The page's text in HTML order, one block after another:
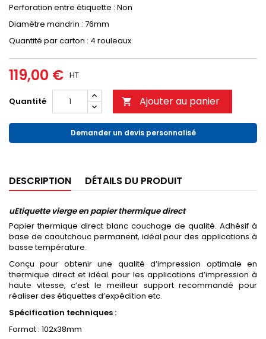
Perforation entre étiquette : Non
Diamètre mandrin : 76mm
Quantité par carton : 4 rouleaux
119,00 € HT
Quantité  Ajouter au panier
Demander un devis personnalisé
DESCRIPTION DÉTAILS DU PRODUIT
uEtiquette vierge en papier thermique direct
Papier thermique direct blanc couchage de qualité. Adhésif à
base de caoutchouc permanent, idéal pour des applications à
basse température.
Conçu pour obtenir une qualité d’impression optimale en
thermique direct et idéal pour les applications d’impression à
haute vitesse, c’est le meilleur support recommandé pour
réaliser des étiquettes d’expédition etc.
Spécification techniques :
Format : 102x38mm